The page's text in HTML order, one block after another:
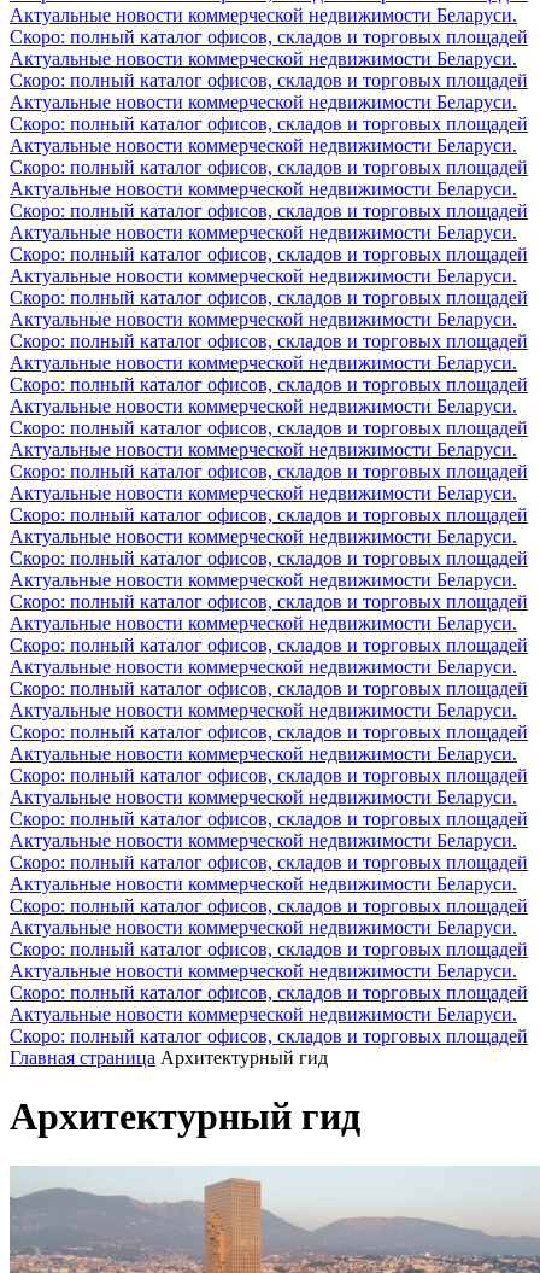
Актуальные новости коммерческой недвижимости Беларуси.
Скоро: полный каталог офисов, складов и торговых площадей
Актуальные новости коммерческой недвижимости Беларуси.
Скоро: полный каталог офисов, складов и торговых площадей
Актуальные новости коммерческой недвижимости Беларуси.
Скоро: полный каталог офисов, складов и торговых площадей
Актуальные новости коммерческой недвижимости Беларуси.
Скоро: полный каталог офисов, складов и торговых площадей
Актуальные новости коммерческой недвижимости Беларуси.
Скоро: полный каталог офисов, складов и торговых площадей
Актуальные новости коммерческой недвижимости Беларуси.
Скоро: полный каталог офисов, складов и торговых площадей
Актуальные новости коммерческой недвижимости Беларуси.
Скоро: полный каталог офисов, складов и торговых площадей
Актуальные новости коммерческой недвижимости Беларуси.
Скоро: полный каталог офисов, складов и торговых площадей
Актуальные новости коммерческой недвижимости Беларуси.
Скоро: полный каталог офисов, складов и торговых площадей
Актуальные новости коммерческой недвижимости Беларуси.
Скоро: полный каталог офисов, складов и торговых площадей
Актуальные новости коммерческой недвижимости Беларуси.
Скоро: полный каталог офисов, складов и торговых площадей
Актуальные новости коммерческой недвижимости Беларуси.
Скоро: полный каталог офисов, складов и торговых площадей
Актуальные новости коммерческой недвижимости Беларуси.
Скоро: полный каталог офисов, складов и торговых площадей
Актуальные новости коммерческой недвижимости Беларуси.
Скоро: полный каталог офисов, складов и торговых площадей
Актуальные новости коммерческой недвижимости Беларуси.
Скоро: полный каталог офисов, складов и торговых площадей
Актуальные новости коммерческой недвижимости Беларуси.
Скоро: полный каталог офисов, складов и торговых площадей
Актуальные новости коммерческой недвижимости Беларуси.
Скоро: полный каталог офисов, складов и торговых площадей
Актуальные новости коммерческой недвижимости Беларуси.
Скоро: полный каталог офисов, складов и торговых площадей
Актуальные новости коммерческой недвижимости Беларуси.
Скоро: полный каталог офисов, складов и торговых площадей
Актуальные новости коммерческой недвижимости Беларуси.
Скоро: полный каталог офисов, складов и торговых площадей
Актуальные новости коммерческой недвижимости Беларуси.
Скоро: полный каталог офисов, складов и торговых площадей
Актуальные новости коммерческой недвижимости Беларуси.
Скоро: полный каталог офисов, складов и торговых площадей
Актуальные новости коммерческой недвижимости Беларуси.
Скоро: полный каталог офисов, складов и торговых площадей
Актуальные новости коммерческой недвижимости Беларуси.
Скоро: полный каталог офисов, складов и торговых площадей
Главная страница Архитектурный гид
Архитектурный гид